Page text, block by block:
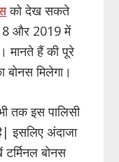
को देख सकते
और 2019 में
मानते हैं की पूरे
मिलेगा।
तक इस पालिसी
इसलिए अंदाजा
बोनस